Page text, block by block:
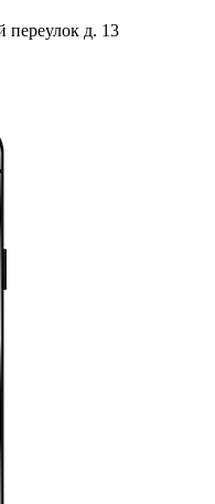
переулок д. 13